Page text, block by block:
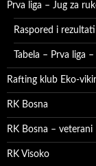
Prva liga – Jug za
Raspored i
Tabela – Prva liga
Rafting klub Eko-
RK Bosna
RK Bosna – veterani
RK Visoko